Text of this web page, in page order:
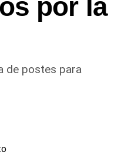
por la
de postes para